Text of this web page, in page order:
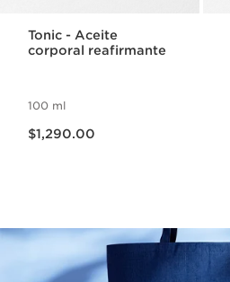
Tonic - Aceite
corporal reafirmante
100 ml
$1,290.00